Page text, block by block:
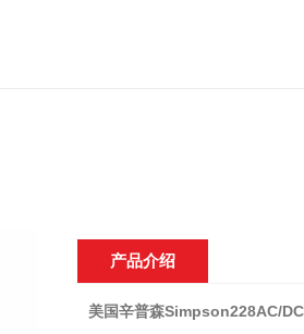
产品介绍
美国辛普森Simpson228AC/